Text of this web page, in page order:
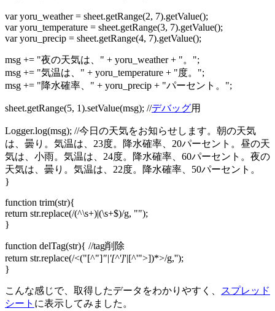
var yoru_weather = sheet.getRange(2, 7).getValue();
var yoru_temperature = sheet.getRange(3, 7).getValue();
var yoru_precip = sheet.getRange(4, 7).getValue();
msg += "夜の天気は、" + yoru_weather + "。";
msg += "気温は、" + yoru_temperature + "度。";
msg += "降水確率、" + yoru_precip + "パーセント。";
sheet.getRange(5, 1).setValue(msg); //デバッグ用
Logger.log(msg); //今日の天気をお知らせします。朝の天気
は、曇り。気温は、23度。降水確率、20パーセント。昼の天
気は、小雨。気温は、24度。降水確率、60パーセント。夜の
天気は、曇り。気温は、22度。降水確率、50パーセント。
}
function trim(str){
return str.replace(/(^\s+)|(\s+$)/g, "");
}
function delTag(str){ //tag削除
return str.replace(/<("[^"]"|'[^']'|[^'">])*>/g,'');
}
こんな感じで、取得したデータをわかりやすく、
スプレッド
シート に表示してみました。